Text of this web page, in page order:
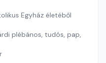
Egyház életéből
plébános, tudós, pap,